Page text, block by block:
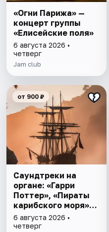
«Огни Парижа» —
концерт группы
«Елисейские поля»
6 августа 2026 •
четверг
Jam club
от 900 ₽
Саундтреки на
органе: «Гарри
Поттер», «Пираты
карибского моря»,
«Интерстеллар»
6 августа 2026 •
четверг